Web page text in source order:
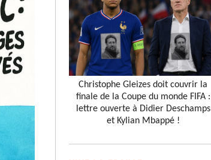
Christophe Gleizes doit couvrir la
finale de la Coupe du monde FIFA :
lettre ouverte à Didier Deschamps
et Kylian Mbappé !